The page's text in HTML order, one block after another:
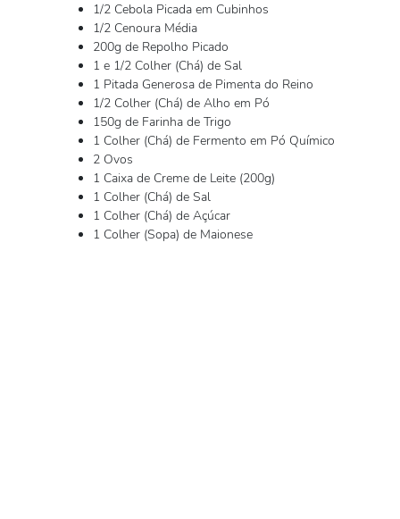
1/2 Cebola Picada em Cubinhos
1/2 Cenoura Média
200g de Repolho Picado
1 e 1/2 Colher (Chá) de Sal
1 Pitada Generosa de Pimenta do Reino
1/2 Colher (Chá) de Alho em Pó
150g de Farinha de Trigo
1 Colher (Chá) de Fermento em Pó Químico
2 Ovos
1 Caixa de Creme de Leite (200g)
1 Colher (Chá) de Sal
1 Colher (Chá) de Açúcar
1 Colher (Sopa) de Maionese